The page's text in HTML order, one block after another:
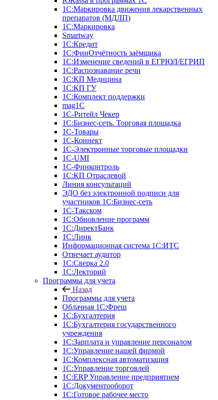
1С:Маркировка движения лекарственных
препаратов (МДЛП)
1С:Маркировка
Smartway
1С:Кредит
1С:ФинОтчётность заёмщика
1С:Изменение сведений в ЕГРЮЛ/ЕГРИП
1С:Распознавание речи
1С:КП Медицина
1С:КП ГУ
1С:Комплект поддержки
mag1C
1С-Ритейл Чекер
1С:Бизнес-сеть. Торговая площадка
1С-Товары
1С-Коннект
1С-Электронные торговые площадки
1C-UMI
1С-Финконтроль
1С:КП Отраслевой
Линия консультаций
ЭДО без электронной подписи для
участников 1С:Бизнес-сеть
1С-Такском
1С:Обновление программ
1С:ДиректБанк
1С:Линк
Информационная система 1С:ИТС
Отвечает аудитор
1С:Сверка 2.0
1С:Лекторий
Программы для учета
Назад
Программы для учета
Облачная 1С:Фреш
1С:Бухгалтерия
1С:Бухгалтерия государственного
учреждения
1С:Зарплата и управление персоналом
1С:Управление нашей фирмой
1С:Комплексная автоматизация
1С:Управление торговлей
1С:ERP Управление предприятием
1С:Документооборот
1C:Готовое рабочее место